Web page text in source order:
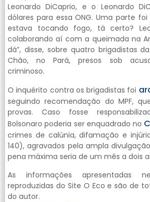
Leonardo DiCaprio, e o Leonardo
dólares para essa ONG. Uma parte
estava tocando fogo, tá certo?
colaborando aí com a queimada na
dá”, disse, sobre quatro brigadistas
Chão, no Pará, presos sob
criminoso.
O inquérito contra os brigadistas foi
seguindo recomendação do MPF,
provas. Caso fosse
Bolsonaro poderia ser enquadrado no
crimes de calúnia, difamação e
140), agravados pela ampla
pena máxima seria de um mês a dois
As informações apresentadas
reproduzidas do Site O Eco e são de
do autor.